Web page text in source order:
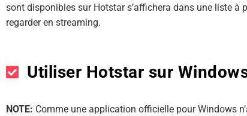
sont disponibles sur Hotstar s’affichera dans une liste à
regarder en streaming.
Utiliser Hotstar sur
NOTE: Comme une application officielle pour Windows